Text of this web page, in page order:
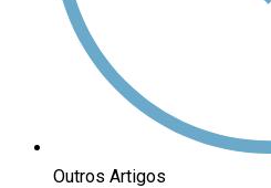
Outros Artigos